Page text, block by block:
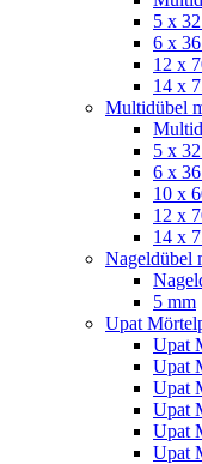
5 x
6 x
12 x
14 x
Multidübel
5 x
6 x
10 x
12 x
14 x
Nageldübel
5 mm
Upat
Upat
Upat
Upat
Upat
Upat
Upat